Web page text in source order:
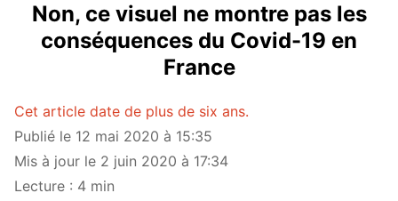
Non, ce visuel ne montre pas les
conséquences du Covid-19 en
France
Cet article date de plus de six ans.
Publié le 12 mai 2020 à 15:35
Mis à jour le 2 juin 2020 à 17:34
Lecture : 4 min